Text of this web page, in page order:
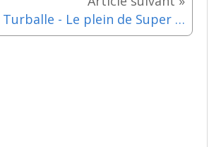
La Turballe - Le plein de Super fait escale à Trescalan - Mardi 19 aout 2025